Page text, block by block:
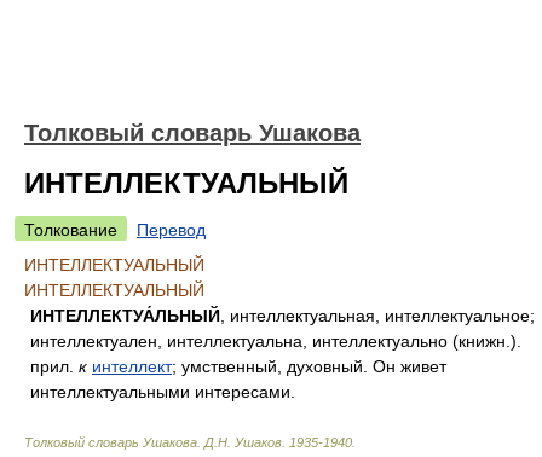
Толковый словарь Ушакова
ИНТЕЛЛЕКТУАЛЬНЫЙ
Толкование
Перевод
ИНТЕЛЛЕКТУАЛЬНЫЙ
ИНТЕЛЛЕКТУАЛЬНЫЙ
ИНТЕЛЛЕКТУА́ЛЬНЫЙ , интеллектуальная, интеллектуальное;
интеллектуален, интеллектуальна, интеллектуально (книжн.).
прил. к интеллект; умственный, духовный. Он живет
интеллектуальными интересами.
Толковый словарь Ушакова Д.Н. Ушаков. 1935-1940